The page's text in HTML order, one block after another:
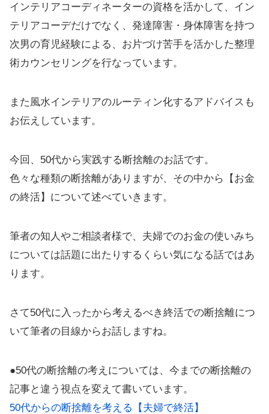
インテリアコーディネーターの資格を活かして、イン
テリアコーデだけでなく、発達障害・身体障害を持つ
次男の育児経験による、お片づけ苦手を活かした整理
術カウンセリングを行なっています。
また風水インテリアのルーティン化するアドバイスも
お伝えしています。
今回、50代から実践する断捨離のお話です。
色々な種類の断捨離がありますが、その中から【お金
の終活】について述べていきます。
筆者の知人やご相談者様で、夫婦でのお金の使いみち
については話題に出たりするくらい気になる話ではあ
ります。
さて50代に入ったから考えるべき終活での断捨離につ
いて筆者の目線からお話しますね。
●50代の断捨離の考えについては、今までの断捨離の
記事と違う視点を変えて書いています。
50代からの断捨離を考える【夫婦で終活】